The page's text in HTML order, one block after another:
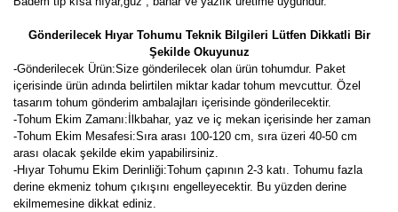
Gönderilecek Hıyar Tohumu Teknik Bilgileri Lütfen Dikkatli Bir
Şekilde Okuyunuz
-Gönderilecek Ürün:Size gönderilecek olan ürün tohumdur. Paket
içerisinde ürün adında belirtilen miktar kadar tohum mevcuttur. Özel
tasarım tohum gönderim ambalajları içerisinde gönderilecektir.
-Tohum Ekim Zamanı:İlkbahar, yaz ve iç mekan içerisinde her zaman
-Tohum Ekim Mesafesi:Sıra arası 100-120 cm, sıra üzeri 40-50 cm
arası olacak şekilde ekim yapabilirsiniz.
-Hıyar Tohumu Ekim Derinliği:Tohum çapının 2-3 katı. Tohumu fazla
derine ekmeniz tohum çıkışını engelleyecektir. Bu yüzden derine
ekilmemesine dikkat ediniz.